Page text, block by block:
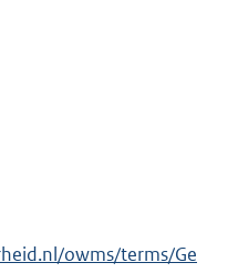
owms/terms/Ge